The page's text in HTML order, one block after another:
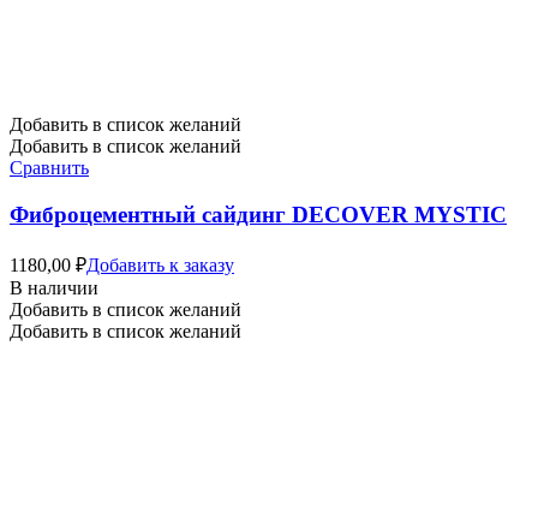
Добавить в список желаний
Добавить в список желаний
Сравнить
Фиброцементный сайдинг DECOVER MYSTIC
1180,00 ₽Добавить к заказу
В наличии
Добавить в список желаний
Добавить в список желаний